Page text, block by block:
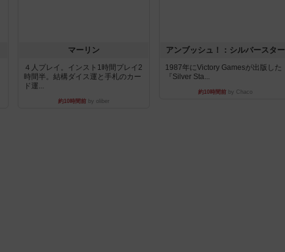
マーリン
４人プレイ。インスト1時間プレイ2
時間半。結構ダイス運と手札のカー
ド運...
約10時間前 by oliber
アンブッシュ！：シルバースター
1987年にVictory Gamesが出版した
『Silver Sta...
約10時間前by Chaco